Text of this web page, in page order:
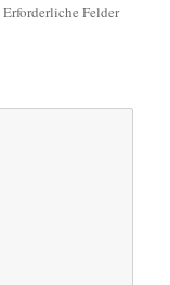
Erforderliche Felder